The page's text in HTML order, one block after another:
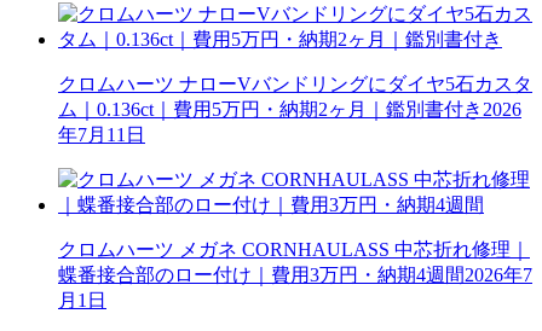
クロムハーツ ナローVバンドリングにダイヤ5石カスタ
ム｜0.136ct｜費用5万円・納期2ヶ月｜鑑別書付き 2026
年7月11日
クロムハーツ メガネ CORNHAULASS 中芯折れ修理｜
蝶番接合部のロー付け｜費用3万円・納期4週間2026年7
月1日